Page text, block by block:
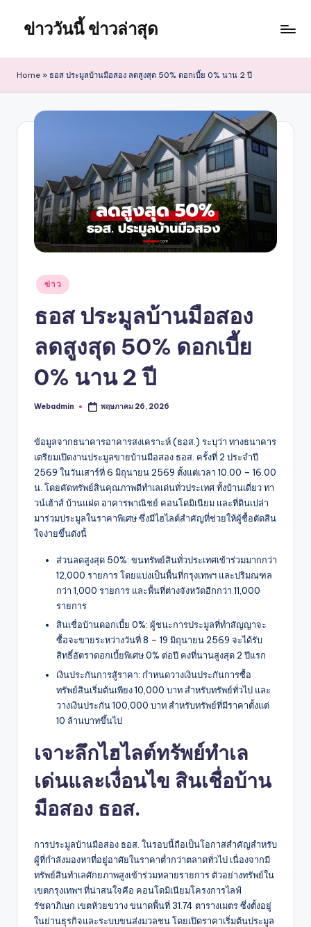
content
ข่าววันนี้ ข่าวล่าสุด
Home » ธอส ประมูลบ้านมือสอง ลดสูงสุด 50% ดอกเบี้ย 0% นาน 2 ปี
Posted
in
ข่าว
ธอส ประมูลบ้านมือสอง
ลดสูงสุด 50% ดอกเบี้ย
0% นาน 2 ปี
Posted
Webadmin พฤษภาคม 26, 2026
ข้อมูลจากธนาคารอาคารสงเคราะห์ (ธอส.) ระบุว่า ทางธนาคาร
เตรียมเปิดงานประมูลขายบ้านมือสอง ธอส. ครั้งที่ 2 ประจำปี
2569 ในวันเสาร์ที่ 6 มิถุนายน 2569 ตั้งแต่เวลา 10.00 – 16.00
น. โดยคัดทรัพย์สินคุณภาพดีทำเลเด่นทั่วประเทศ ทั้งบ้านเดี่ยว ทา
วน์เฮ้าส์ บ้านแฝด อาคารพาณิชย์ คอนโดมิเนียม และที่ดินเปล่า
มาร่วมประมูลในราคาพิเศษ ซึ่งมีไฮไลต์สำคัญที่ช่วยให้ผู้ซื้อตัดสิน
ใจง่ายขึ้นดังนี้
ส่วนลดสูงสุด 50%: ขนทรัพย์สินทั่วประเทศเข้าร่วมมากกว่า
12,000 รายการ โดยแบ่งเป็นพื้นที่กรุงเทพฯ และปริมณฑล
กว่า 1,000 รายการ และพื้นที่ต่างจังหวัดอีกกว่า 11,000
รายการ
สินเชื่อบ้านดอกเบี้ย 0%: ผู้ชนะการประมูลที่ทำสัญญาจะ
ซื้อจะขายระหว่างวันที่ 8 – 19 มิถุนายน 2569 จะได้รับ
สิทธิ์อัตราดอกเบี้ยพิเศษ 0% ต่อปี คงที่นานสูงสุด 2 ปีแรก
เงินประกันการสู้ราคา: กำหนดวางเงินประกันการซื้อ
ทรัพย์สินเริ่มต้นเพียง 10,000 บาท สำหรับทรัพย์ทั่วไป และ
วางเงินประกัน 100,000 บาท สำหรับทรัพย์ที่มีราคาตั้งแต่
10 ล้านบาทขึ้นไป
เจาะลึกไฮไลต์ทรัพย์ทำเล
เด่นและเงื่อนไข สินเชื่อบ้าน
มือสอง ธอส.
การประมูลบ้านมือสอง ธอส. ในรอบนี้ถือเป็นโอกาสสำคัญสำหรับ
ผู้ที่กำลังมองหาที่อยู่อาศัยในราคาต่ำกว่าตลาดทั่วไป เนื่องจากมี
ทรัพย์สินทำเลศักยภาพสูงเข้าร่วมหลายรายการ ตัวอย่างทรัพย์ใน
เขตกรุงเทพฯ ที่น่าสนใจคือ คอนโดมิเนียมโครงการไลฟ์
รัชดาภิเษก เขตห้วยขวาง ขนาดพื้นที่ 31.74 ตารางเมตร ซึ่งตั้งอยู่
ในย่านธุรกิจและระบบขนส่งมวลชน โดยเปิดราคาเริ่มต้นประมูล